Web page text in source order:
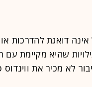
דואגת להדרכות או
שהיא מקיימת